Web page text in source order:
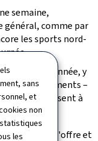
sans
et
non
les
semaine,
comme par
les sports nord-
long de l'année, y
ces événements –
– visent à
jeunes.
diversité de l'offre et